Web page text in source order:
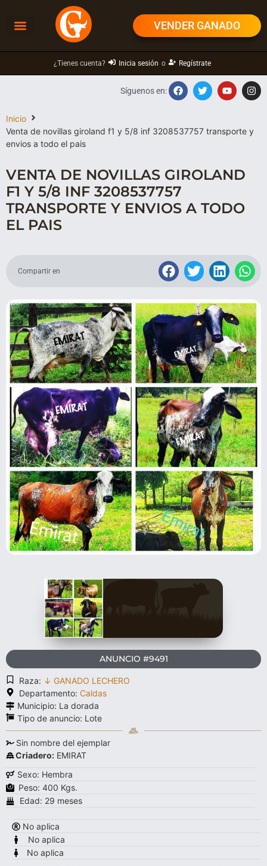
VENDER GANADO
¿Tienes cuenta? Inicia sesión o Regístrate
Inicio
Venta de novillas giroland f1 y 5/8 inf 3208537757 transporte y
envios a todo el pais
Síguenos en:
VENTA DE NOVILLAS GIROLAND
F1 Y 5/8 INF 3208537757
TRANSPORTE Y ENVIOS A TODO
EL PAIS
Compartir en
ANUNCIO #9491
Raza: ↓ GANADO LECHERO
Departamento: Caldas
Municipio: La dorada
Tipo de anuncio: Lote
Sin nombre del ejemplar
Criadero: EMIRAT
Sexo: Hembra
Peso: 400 Kgs.
Edad: 29 meses
No aplica
No aplica
No aplica